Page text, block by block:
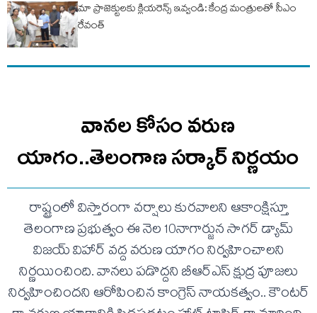
మా ప్రాజెక్టులకు క్లియరెన్స్ ఇవ్వండి: కేంద్ర మంత్రులతో సీఎం
రేవంత్
వానల కోసం వరుణ
యాగం..తెలంగాణ సర్కార్ నిర్ణయం
రాష్ట్రంలో విస్తారంగా వర్షాలు కురవాలని ఆకాంక్షిస్తూ
తెలంగాణ ప్రభుత్వం ఈ నెల 10నాగార్జున సాగర్ డ్యామ్
విజయ్ విహార్ వద్ద వరుణ యాగం నిర్వహించాలని
నిర్ణయించింది. వానలు పడొద్దని బీఆర్ఎస్ క్షుద్ర పూజలు
నిర్వహించిందని ఆరోపించిన కాంగ్రెస్ నాయకత్వం.. కౌంటర్